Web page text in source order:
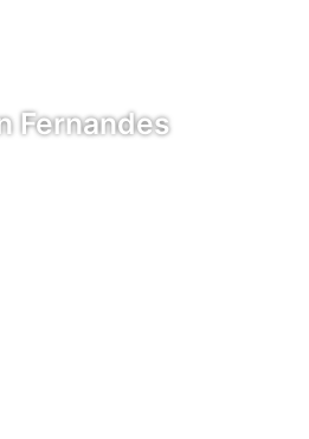
Fernandes